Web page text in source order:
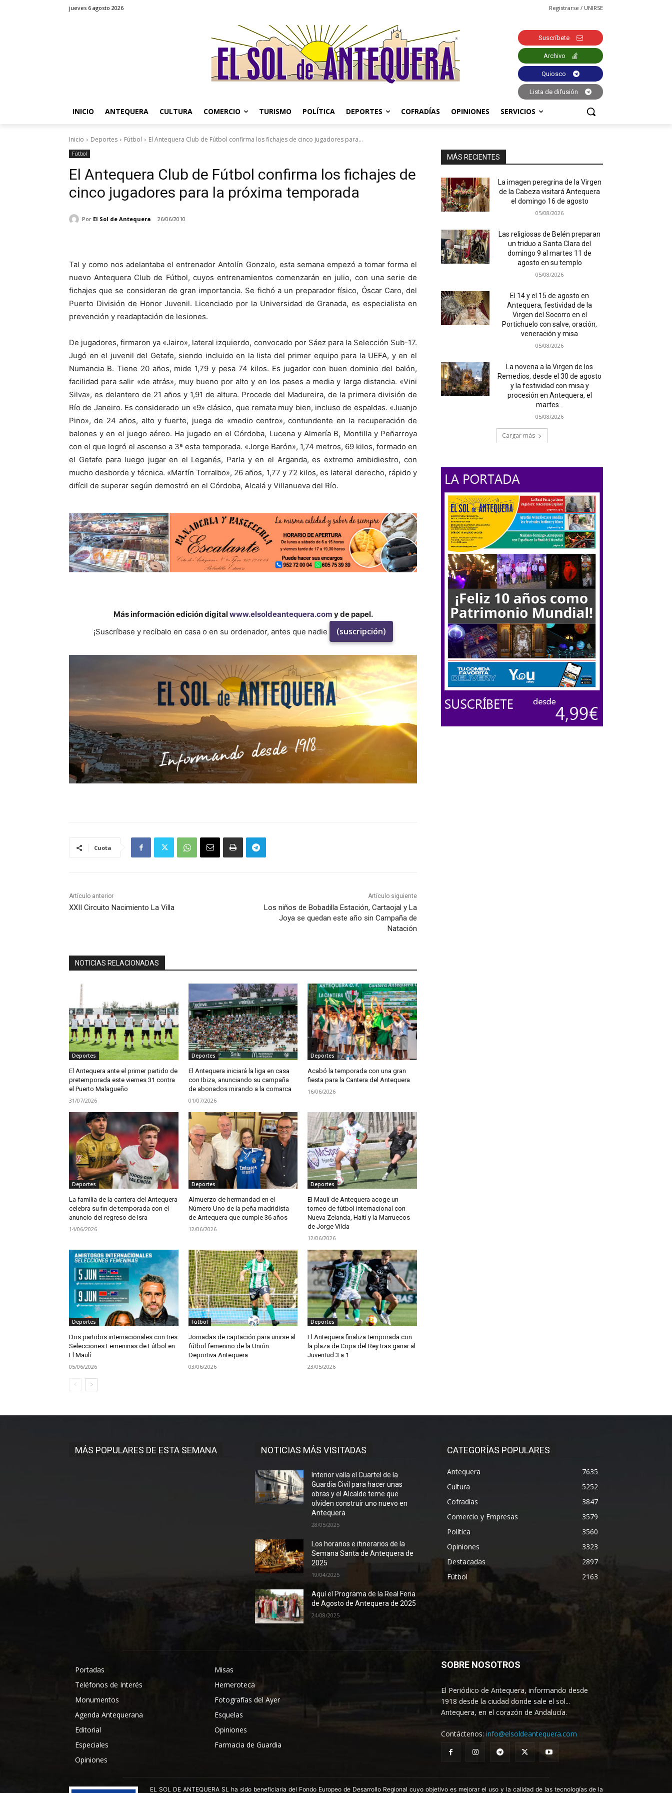
jueves 6 agosto 2026 Registrarse / UNIRSE
Suscríbete
Archivo
Quiosco
Lista de difusión
INICIO ANTEQUERA CULTURA COMERCIO TURISMO POLÍTICA DEPORTES COFRADÍAS OPINIONES SERVICIOS
Inicio Deportes Fútbol El Antequera Club de Fútbol confirma los fichajes de cinco jugadores para...
Fútbol
El Antequera Club de Fútbol confirma los fichajes de
cinco jugadores para la próxima temporada
Por El Sol de Antequera 26/06/2010
Tal y como nos adelantaba el entrenador Antolín Gonzalo, esta semana empezó a tomar forma el
nuevo Antequera Club de Fútbol, cuyos entrenamientos comenzarán en julio, con una serie de
fichajes que se consideran de gran importancia. Se fichó a un preparador físico, Óscar Caro, del
Puerto División de Honor Juvenil. Licenciado por la Universidad de Granada, es especialista en
prevención y readaptación de lesiones.
De jugadores, firmaron ya «Jairo», lateral izquierdo, convocado por Sáez para la Selección Sub-17.
Jugó en el juvenil del Getafe, siendo incluido en la lista del primer equipo para la UEFA, y en el
Numancia B. Tiene 20 años, mide 1,79 y pesa 74 kilos. Es jugador con buen dominio del balón,
facilidad para salir «de atrás», muy bueno por alto y en los pases a media y larga distancia. «Vini
Silva», es delantero de 21 años y 1,91 de altura. Procede del Madureira, de la primera división de
Río de Janeiro. Es considerado un «9» clásico, que remata muy bien, incluso de espaldas. «Juanjo
Pino», de 24 años, alto y fuerte, juega de «medio centro», contundente en la recuperación de
balones y en el juego aéreo. Ha jugado en el Córdoba, Lucena y Almería B, Montilla y Peñarroya
con el que logró el ascenso a 3ª esta temporada. «Jorge Barón», 1,74 metros, 69 kilos, formado en
el Getafe para luego jugar en el Leganés, Parla y en el Arganda, es extremo ambidiestro, con
mucho desborde y técnica. «Martín Torralbo», 26 años, 1,77 y 72 kilos, es lateral derecho, rápido y
difícil de superar según demostró en el Córdoba, Alcalá y Villanueva del Río.
Más información edición digitalwww.elsoldeantequera.com y de papel.
¡Suscríbase y recíbalo en casa o en su ordenador, antes que nadie
(suscripción)
Cuota
Artículo anterior
XXII Circuito Nacimiento La Villa
Artículo siguiente
Los niños de Bobadilla Estación, Cartaojal y La
Joya se quedan este año sin Campaña de
Natación
NOTICIAS RELACIONADAS
Deportes
El Antequera ante el primer partido de
pretemporada este viernes 31 contra
el Puerto Malagueño
31/07/2026
Deportes
El Antequera iniciará la liga en casa
con Ibiza, anunciando su campaña
de abonados mirando a la comarca
01/07/2026
Deportes
Acabó la temporada con una gran
fiesta para la Cantera del Antequera
16/06/2026
Deportes
La familia de la cantera del Antequera
celebra su fin de temporada con el
anuncio del regreso de Isra
14/06/2026
Deportes
Almuerzo de hermandad en el
Número Uno de la peña madridista
de Antequera que cumple 36 años
12/06/2026
Deportes
El Maulí de Antequera acoge un
torneo de fútbol internacional con
Nueva Zelanda, Haití y la Marruecos
de Jorge Vilda
12/06/2026
Deportes
Dos partidos internacionales con tres
Selecciones Femeninas de Fútbol en
El Maulí
05/06/2026
Fútbol
Jornadas de captación para unirse al
fútbol femenino de la Unión
Deportiva Antequera
03/06/2026
Deportes
El Antequera finaliza temporada con
la plaza de Copa del Rey tras ganar al
Juventud 3 a 1
23/05/2026
MÁS RECIENTES
La imagen peregrina de la Virgen
de la Cabeza visitará Antequera
el domingo 16 de agosto
05/08/2026
Las religiosas de Belén preparan
un triduo a Santa Clara del
domingo 9 al martes 11 de
agosto en su templo
05/08/2026
El 14 y el 15 de agosto en
Antequera, festividad de la
Virgen del Socorro en el
Portichuelo con salve, oración,
veneración y misa
05/08/2026
La novena a la Virgen de los
Remedios, desde el 30 de agosto
y la festividad con misa y
procesión en Antequera, el
martes...
05/08/2026
Cargar más
MÁS POPULARES DE ESTA SEMANA NOTICIAS MÁS VISITADAS
Interior valla el Cuartel de la
Guardia Civil para hacer unas
obras y el Alcalde teme que
olviden construir uno nuevo en
Antequera
28/05/2025
Los horarios e itinerarios de la
Semana Santa de Antequera de
2025
19/04/2025
Aquí el Programa de la Real Feria
de Agosto de Antequera de 2025
24/08/2025
CATEGORÍAS POPULARES
Antequera
7635
Cultura
5252
Cofradías
3847
Comercio y Empresas
3579
Política
3560
Opiniones
3323
Destacadas
2897
Fútbol
2163
Portadas
Teléfonos de Interés
Monumentos
Agenda Antequerana
Editorial
Especiales
Opiniones
Misas
Hemeroteca
Fotografías del Ayer
Esquelas
Opiniones
Farmacia de Guardia
SOBRE NOSOTROS
El Periódico de Antequera, informando desde
1918 desde la ciudad donde sale el sol...
Antequera, en el corazón de Andalucía.
Contáctenos: info@elsoldeantequera.com
EL SOL DE ANTEQUERA SL ha sido beneficiaria del Fondo Europeo de Desarrollo Regional cuyo objetivo es mejorar el uso y la calidad de las tecnologías de la